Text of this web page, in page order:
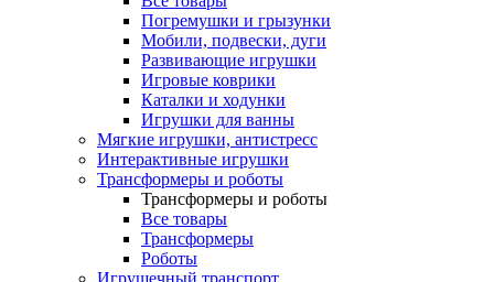
Погремушки и грызунки
Мобили, подвески, дуги
Развивающие игрушки
Игровые коврики
Каталки и ходунки
Игрушки для ванны
Мягкие игрушки, антистресс
Интерактивные игрушки
Трансформеры и роботы
Трансформеры и роботы
Все товары
Трансформеры
Роботы
Игрушечный транспорт